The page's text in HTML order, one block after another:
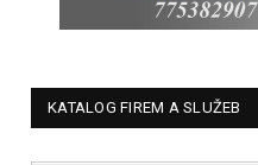
KATALOG FIREM A SLUŽEB